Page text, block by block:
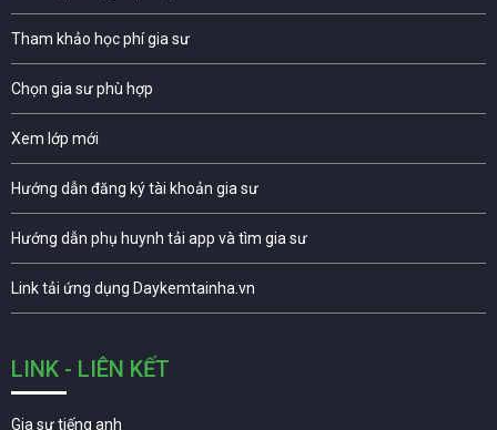
Tham khảo học phí gia sư
Chọn gia sư phù hợp
Xem lớp mới
Hướng dẫn đăng ký tài khoản gia sư
Hướng dẫn phụ huynh tải app và tìm gia sư
Link tải ứng dụng Daykemtainha.vn
LINK - LIÊN KẾT
Gia sư tiếng anh